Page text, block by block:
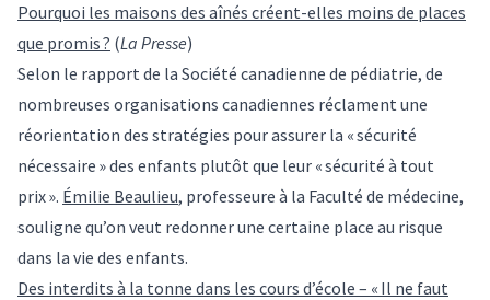
Pourquoi les maisons des aînés créent-elles moins de places
que promis ? (La Presse)
Selon le rapport de la Société canadienne de pédiatrie, de
nombreuses organisations canadiennes réclament une
réorientation des stratégies pour assurer la « sécurité
nécessaire » des enfants plutôt que leur « sécurité à tout
prix ». Émilie Beaulieu, professeure à la Faculté de médecine,
souligne qu’on veut redonner une certaine place au risque
dans la vie des enfants.
Des interdits à la tonne dans les cours d’école – « Il ne faut